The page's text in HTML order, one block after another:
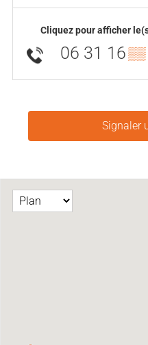
Cliquez pour afficher
06 31 16▒▒
Signaler